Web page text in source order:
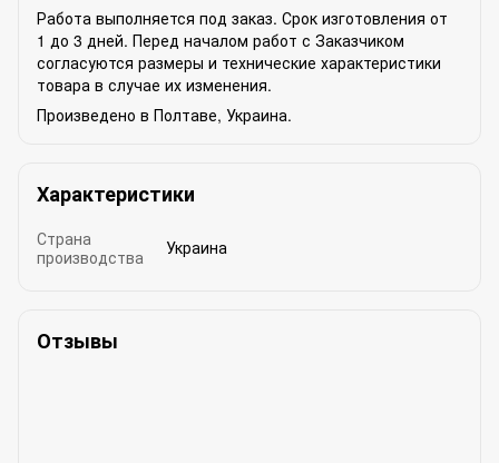
Работа выполняется под заказ. Срок изготовления от
1 до 3 дней. Перед началом работ с Заказчиком
согласуются размеры и технические характеристики
товара в случае их изменения.
Произведено в Полтаве, Украина.
Характеристики
Страна
производства
Украина
Отзывы